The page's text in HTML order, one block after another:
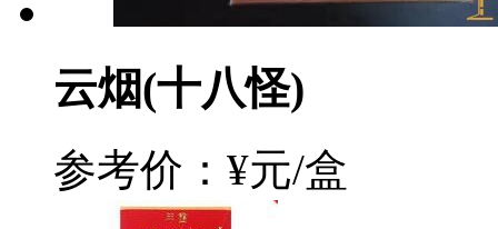
云烟(十八怪)
参考价：¥元/盒